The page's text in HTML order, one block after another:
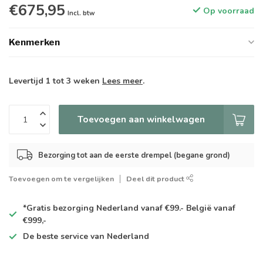
€675,95 Incl. btw Op voorraad
Kenmerken
Levertijd 1 tot 3 weken Lees meer.
Toevoegen aan winkelwagen
Bezorging tot aan de eerste drempel (begane grond)
Toevoegen om te vergelijken Deel dit product
*Gratis bezorging Nederland vanaf €99.- België vanaf
€999,-
De beste service van Nederland